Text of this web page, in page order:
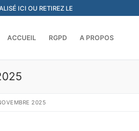
ICI OU RETIREZ LE
ACCUEIL RGPD A PROPOS
2025